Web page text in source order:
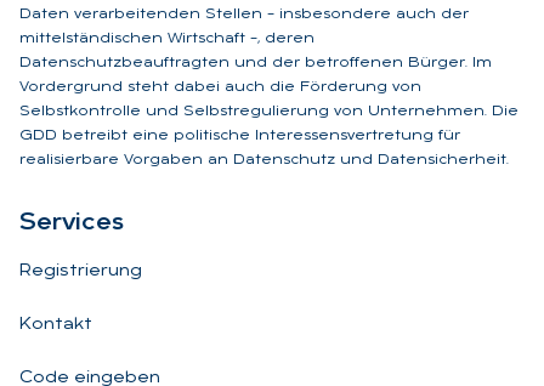
Daten verarbeitenden Stellen – insbesondere auch der
mittelständischen Wirtschaft –, deren
Datenschutzbeauftragten und der betroffenen Bürger. Im
Vordergrund steht dabei auch die Förderung von
Selbstkontrolle und Selbstregulierung von Unternehmen. Die
GDD betreibt eine politische Interessensvertretung für
realisierbare Vorgaben an Datenschutz und Datensicherheit.
Ser­vices
Registrierung
Kontakt
Code eingeben